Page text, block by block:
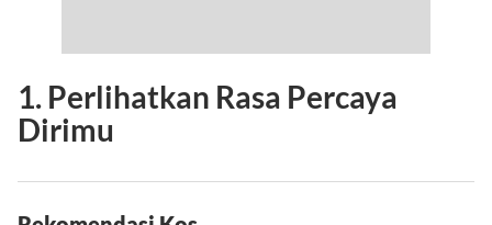
1. Perlihatkan Rasa Percaya
Dirimu